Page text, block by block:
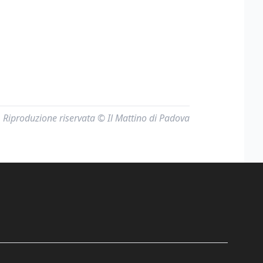
Riproduzione riservata © Il Mattino di Padova